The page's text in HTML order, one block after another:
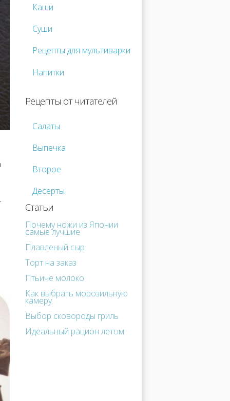
Каши
Суши
Рецепты для мультиварки
Напитки
Рецепты от читателей
Салаты
Выпечка
Второе
Десерты
Статьи
Почему ножи из Японии
самые лучшие
Плавленый сыр
Торт на заказ
Птьиче молоко
Как выбрать морозильную
камеру
Выбор сковороды гриль
Идеальный рацион летом